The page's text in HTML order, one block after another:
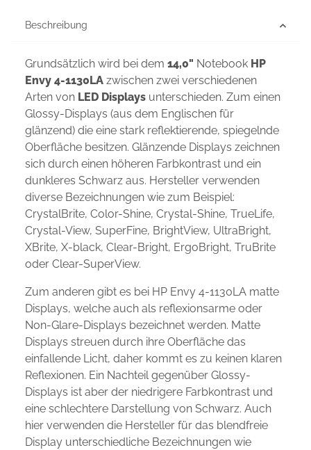
Beschreibung
Grundsätzlich wird bei dem 14,0" Notebook HP
Envy 4-1130LA zwischen zwei verschiedenen
Arten von LED Displays unterschieden. Zum einen
Glossy-Displays (aus dem Englischen für
glänzend) die eine stark reflektierende, spiegelnde
Oberfläche besitzen. Glänzende Displays zeichnen
sich durch einen höheren Farbkontrast und ein
dunkleres Schwarz aus. Hersteller verwenden
diverse Bezeichnungen wie zum Beispiel:
CrystalBrite, Color-Shine, Crystal-Shine, TrueLife,
Crystal-View, SuperFine, BrightView, UltraBright,
XBrite, X-black, Clear-Bright, ErgoBright, TruBrite
oder Clear-SuperView.
Zum anderen gibt es bei HP Envy 4-1130LA matte
Displays, welche auch als reflexionsarme oder
Non-Glare-Displays bezeichnet werden. Matte
Displays streuen durch ihre Oberfläche das
einfallende Licht, daher kommt es zu keinen klaren
Reflexionen. Ein Nachteil gegenüber Glossy-
Displays ist aber der niedrigere Farbkontrast und
eine schlechtere Darstellung von Schwarz. Auch
hier verwenden die Hersteller für das blendfreie
Display unterschiedliche Bezeichnungen wie